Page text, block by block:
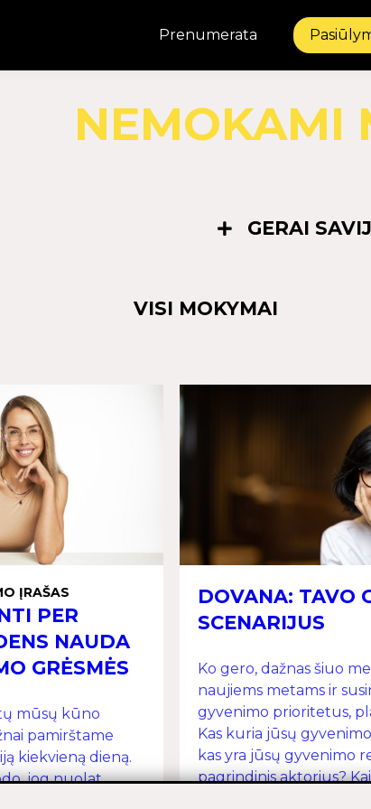
Prenumerata
NEMOKAMI
GERAI
VISI MOKYMAI
ĮRAŠAS
PER
NAUDA
GRĖSMĖS
mūsų kūno
pamirštame
kiekvieną dieną.
jog nuolat
DOVANA: TAVO
SCENARIJUS
Ko gero, dažnas šiuo
naujiems metams ir
gyvenimo prioritetus,
Kas kuria jūsų
kas yra jūsų gyvenimo
pagrindinis aktorius?